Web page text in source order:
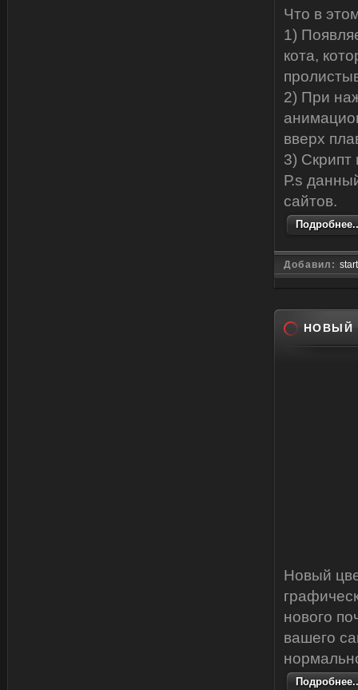
Что в
1)
кота,
2) При
вверх
3) Скрипт
Р.s
сайтов.
Добавил:
НОВЫЙ
Новый
нового
вашего